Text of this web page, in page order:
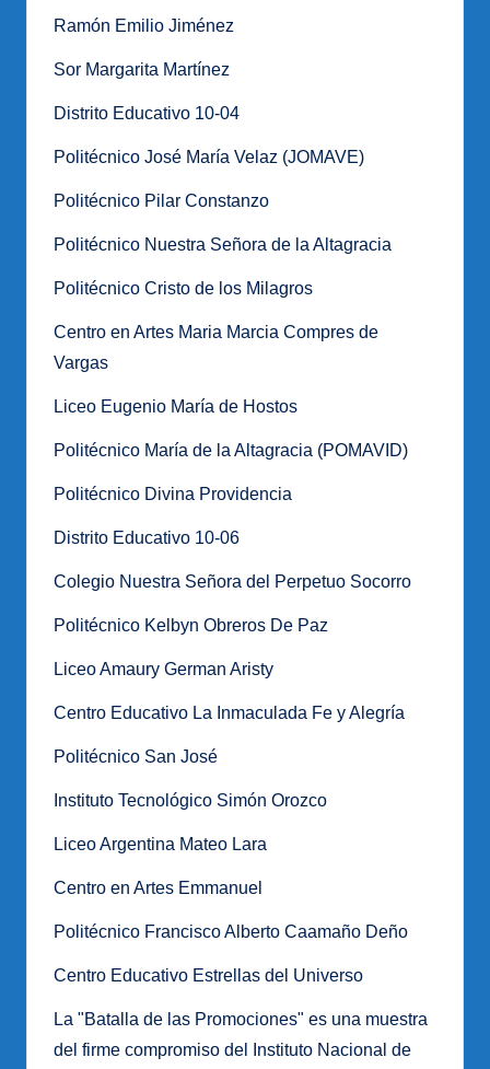
Ramón Emilio Jiménez
Sor Margarita Martínez
Distrito Educativo 10-04
Politécnico José María Velaz (JOMAVE)
Politécnico Pilar Constanzo
Politécnico Nuestra Señora de la Altagracia
Politécnico Cristo de los Milagros
Centro en Artes Maria Marcia Compres de
Vargas
Liceo Eugenio María de Hostos
Politécnico María de la Altagracia (POMAVID)
Politécnico Divina Providencia
Distrito Educativo 10-06
Colegio Nuestra Señora del Perpetuo Socorro
Politécnico Kelbyn Obreros De Paz
Liceo Amaury German Aristy
Centro Educativo La Inmaculada Fe y Alegría
Politécnico San José
Instituto Tecnológico Simón Orozco
Liceo Argentina Mateo Lara
Centro en Artes Emmanuel
Politécnico Francisco Alberto Caamaño Deño
Centro Educativo Estrellas del Universo
La "Batalla de las Promociones" es una muestra
del firme compromiso del Instituto Nacional de